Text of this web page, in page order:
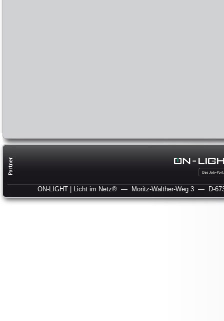
ON-LIGHT | Licht im Netz® — Moritz-Walther-Weg 3 — D-